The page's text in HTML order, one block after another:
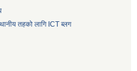
तहको लागि ICT ब्लग